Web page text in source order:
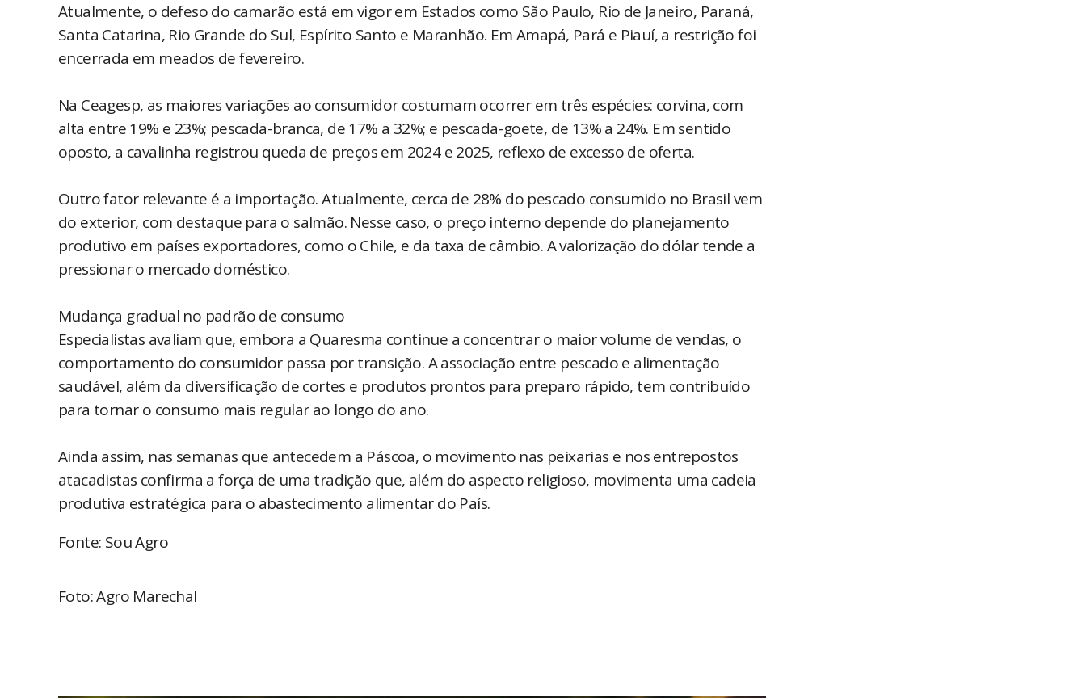
Atualmente, o defeso do camarão está em vigor em Estados como São Paulo, Rio de Janeiro, Paraná,
Santa Catarina, Rio Grande do Sul, Espírito Santo e Maranhão. Em Amapá, Pará e Piauí, a restrição foi
encerrada em meados de fevereiro.
Na Ceagesp, as maiores variações ao consumidor costumam ocorrer em três espécies: corvina, com
alta entre 19% e 23%; pescada-branca, de 17% a 32%; e pescada-goete, de 13% a 24%. Em sentido
oposto, a cavalinha registrou queda de preços em 2024 e 2025, reflexo de excesso de oferta.
Outro fator relevante é a importação. Atualmente, cerca de 28% do pescado consumido no Brasil vem
do exterior, com destaque para o salmão. Nesse caso, o preço interno depende do planejamento
produtivo em países exportadores, como o Chile, e da taxa de câmbio. A valorização do dólar tende a
pressionar o mercado doméstico.
Mudança gradual no padrão de consumo
Especialistas avaliam que, embora a Quaresma continue a concentrar o maior volume de vendas, o
comportamento do consumidor passa por transição. A associação entre pescado e alimentação
saudável, além da diversificação de cortes e produtos prontos para preparo rápido, tem contribuído
para tornar o consumo mais regular ao longo do ano.
Ainda assim, nas semanas que antecedem a Páscoa, o movimento nas peixarias e nos entrepostos
atacadistas confirma a força de uma tradição que, além do aspecto religioso, movimenta uma cadeia
produtiva estratégica para o abastecimento alimentar do País.
Fonte: Sou Agro
Foto: Agro Marechal